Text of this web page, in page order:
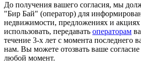
До получения вашего согласия, мы
"Бир Бай" (оператор) для
недвижимости, предложениях и акциях
использовать, передавать операторам
течение 3-х лет с момента последнего
нам. Вы можете отозвать ваше согласие
любой момент.